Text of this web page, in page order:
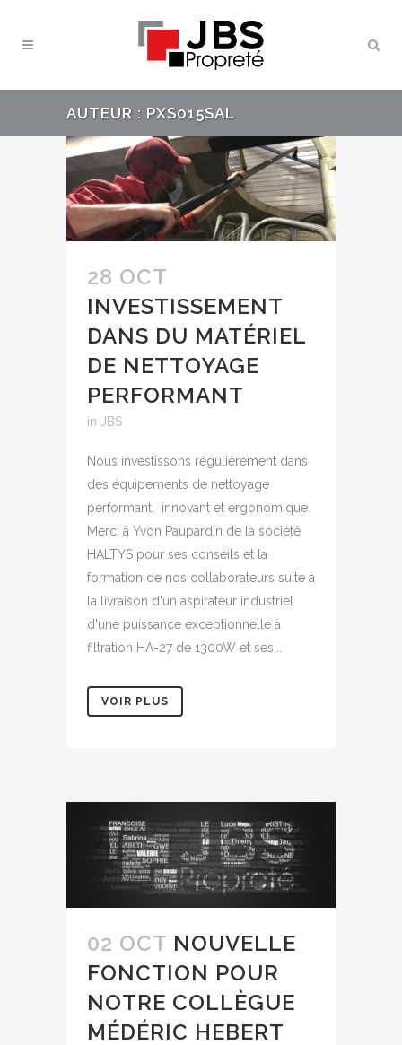
AUTEUR : PXS015SAL
28 OCT
INVESTISSEMENT
DANS DU MATÉRIEL
DE NETTOYAGE
PERFORMANT
in JBS
Nous investissons régulièrement dans
des équipements de nettoyage
performant, innovant et ergonomique.
Merci à Yvon Paupardin de la société
HALTYS pour ses conseils et la
formation de nos collaborateurs suite à
la livraison d'un aspirateur industriel
d'une puissance exceptionnelle à
filtration HA-27 de 1300W et ses...
VOIR PLUS
02 OCT NOUVELLE
FONCTION POUR
NOTRE COLLÈGUE
MÉDÉRIC HEBERT